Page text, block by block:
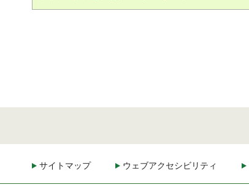
サイトマップ ウェブアクセシビリティ